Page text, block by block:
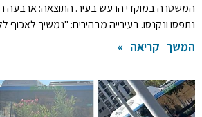
המשטרה במוקדי הרעש בעיר. התוצאה: ארבעה
נתפסו ונקנסו. בעירייה מבהירים: "נמשיך לאכוף
המשך קריאה »